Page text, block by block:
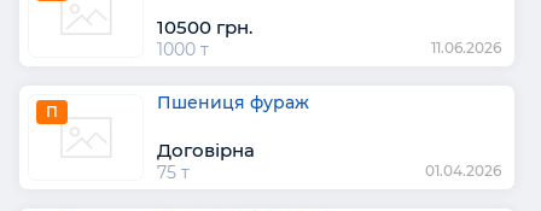
10500 грн.
1000 т 11.06.2026
П Пшениця фураж
Договірна
75 т 01.04.2026